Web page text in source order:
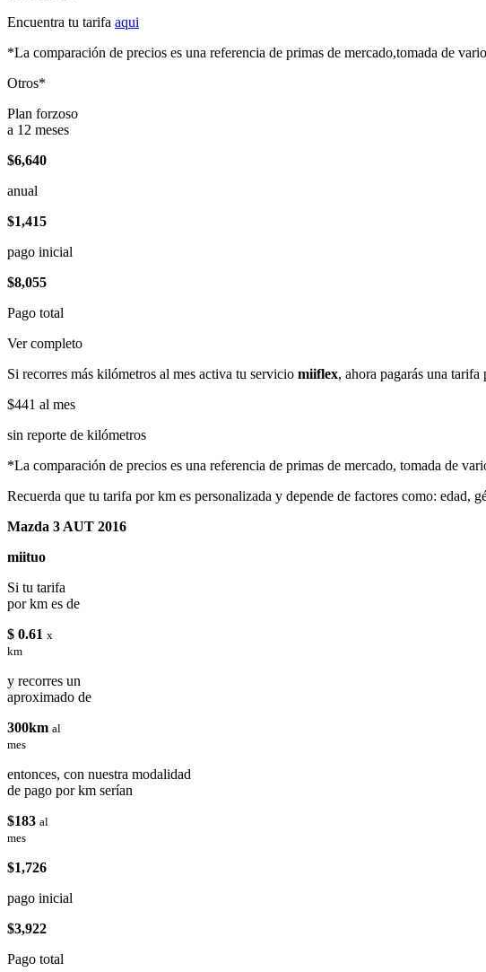
Encuentra tu tarifa aqui
*La comparación de precios es una referencia de primas de mercado,tomada de
Otros*
Plan forzoso
a 12 meses
$6,640
anual
$1,415
pago inicial
$8,055
Pago total
Ver completo
Si recorres más kilómetros al mes activa tu servicio miiflex, ahora pagarás una tarifa
$441 al mes
sin reporte de kilómetros
*La comparación de precios es una referencia de primas de mercado, tomada de
Recuerda que tu tarifa por km es personalizada y depende de factores como:
Mazda 3 AUT 2016
miituo
Si tu tarifa
por km es de
$ 0.61 x
km
y recorres un
aproximado de
300km al
mes
entonces, con nuestra modalidad
de pago por km serían
$183 al
mes
$1,726
pago inicial
$3,922
Pago total